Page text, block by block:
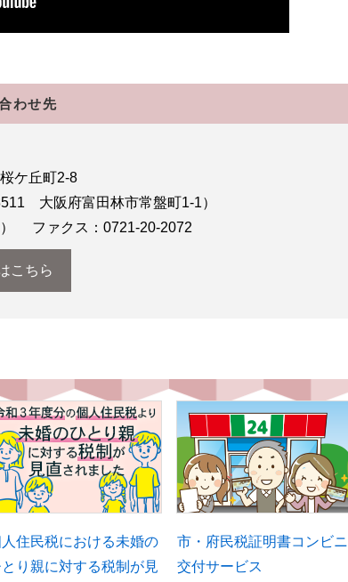
わせ先
ケ丘町2-8
大阪府富田林市常盤町1-1）
ファクス：0721-20-2072
こちら
住民税における未婚の
り親に対する税制が見
市・府民税証明書コンビニ
交付サービス